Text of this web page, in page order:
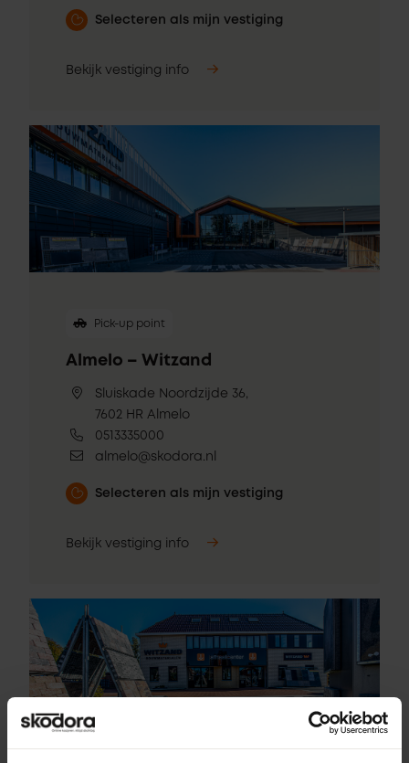
Selecteren als mijn vestiging
Bekijk vestiging info
Pick-up point
Almelo – Witzand
Sluiskade Noordzijde 36,
7602 HR Almelo
0513335000
almelo@skodora.nl
Selecteren als mijn vestiging
Bekijk vestiging info